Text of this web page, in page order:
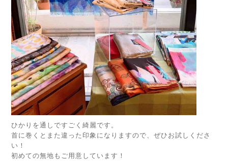
ひかりを通しですごく綺麗です。
首に巻くとまた違った印象になりますので、ぜひお試しくださ
い！
初めての無地もご用意しています！